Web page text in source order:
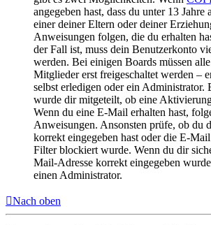
angegeben hast, dass du unter 13 Jahre
einer deiner Eltern oder deiner
Anweisungen folgen, die du erhalten
der Fall ist, muss dein Benutzerkonto
werden. Bei einigen Boards müssen
Mitglieder erst freigeschaltet werden –
selbst erledigen oder ein Administrator.
wurde dir mitgeteilt, ob eine
Wenn du eine E-Mail erhalten hast,
Anweisungen. Ansonsten prüfe, ob du
korrekt eingegeben hast oder die E-
Filter blockiert wurde. Wenn du dir
Mail-Adresse korrekt eingegeben
einen Administrator.
Nach oben